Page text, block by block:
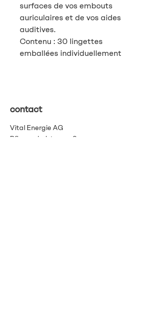
surfaces de vos embouts
auriculaires et de vos aides
auditives.
Contenu : 30 lingettes
emballées individuellement
contact
Vital Energie AG
Pflanzschulstrasse 3